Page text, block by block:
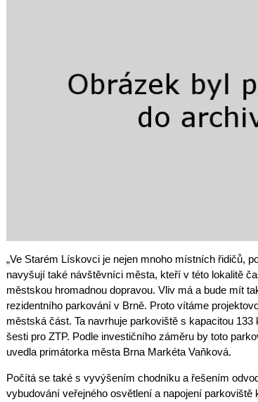
„Ve Starém Lískovci je nejen mnoho místních řidičů,
navyšují také návštěvníci města, kteří v této lokalitě
městskou hromadnou dopravou. Vliv má a bude mít
rezidentního parkování v Brně. Proto vítáme
městská část. Ta navrhuje parkoviště s kapacitou
šesti pro ZTP. Podle investičního záměru by toto
uvedla primátorka města Brna Markéta Vaňková.
Počítá se také s vyvýšením chodníku a řešením
vybudování veřejného osvětlení a napojení